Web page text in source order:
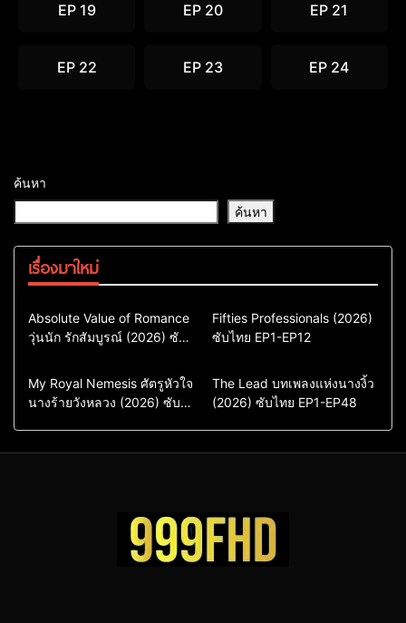
EP 19 EP 20 EP 21
EP 22 EP 23 EP 24
ค้นหา
ค้นหา
เรื่องมาใหม่
Comedy
Drama
ซีรี่ย์เกาหลี
ซีรี่ย์เกาหลีพากย์ไทย
Absolute Value of Romance
วุ่นนัก รักสัมบูรณ์ (2026) ซับ
Action & Adventure
Comedy
Drama
ซีรี่ย์เกาหลีซับไทย
Fifties Professionals (2026)
ซับไทย EP1-EP12
Comedy
Drama
Sci-Fi & Fantasy
My Royal Nemesis ศัตรูหัวใจ
นางร้ายวังหลวง (2026) ซับ
Drama
ซีรี่ย์จีน
ซีรี่ย์จีนซับไทย
The Lead บทเพลงแห่งนางงิ้ว
(2026) ซับไทย EP1-EP48